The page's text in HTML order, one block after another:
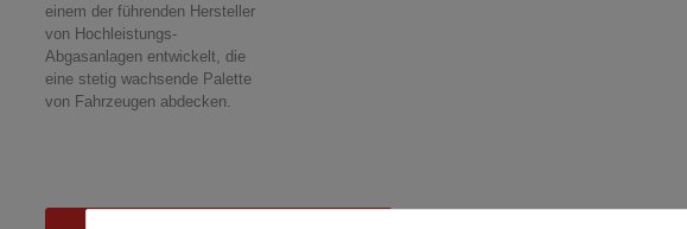
einem der führenden Hersteller
von Hochleistungs-
Abgasanlagen entwickelt, die
eine stetig wachsende Palette
von Fahrzeugen abdecken.